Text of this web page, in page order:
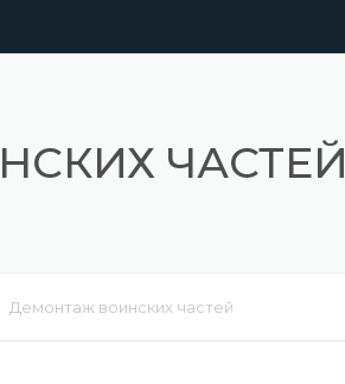
ЧАСТЕЙ
Демонтаж воинских частей